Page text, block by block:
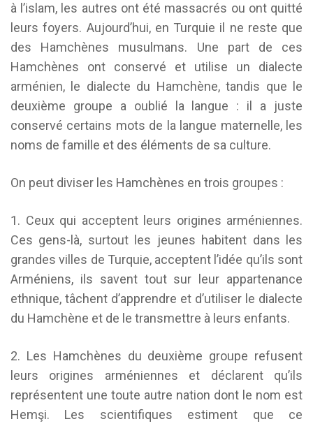
à l’islam, les autres ont été massacrés ou ont quitté
leurs foyers. Aujourd’hui, en Turquie il ne reste que
des Hamchènes musulmans. Une part de ces
Hamchènes ont conservé et utilise un dialecte
arménien, le dialecte du Hamchène, tandis que le
deuxième groupe a oublié la langue : il a juste
conservé certains mots de la langue maternelle, les
noms de famille et des éléments de sa culture.
On peut diviser les Hamchènes en trois groupes :
1. Ceux qui acceptent leurs origines arméniennes.
Ces gens-là, surtout les jeunes habitent dans les
grandes villes de Turquie, acceptent l’idée qu’ils sont
Arméniens, ils savent tout sur leur appartenance
ethnique, tâchent d’apprendre et d’utiliser le dialecte
du Hamchène et de le transmettre à leurs enfants.
2. Les Hamchènes du deuxième groupe refusent
leurs origines arméniennes et déclarent qu’ils
représentent une toute autre nation dont le nom est
Hemşi. Les scientifiques estiment que ce